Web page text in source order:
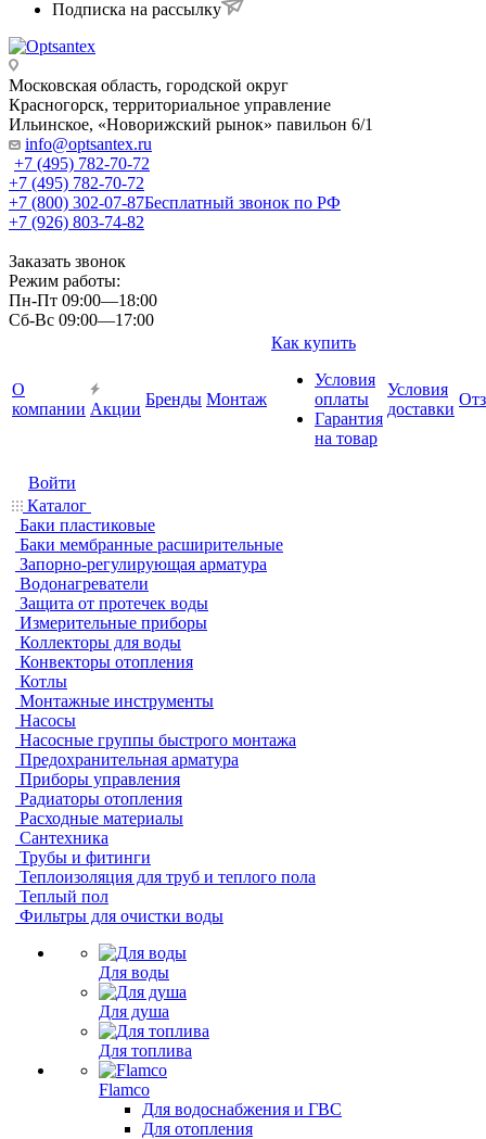
Подписка на рассылку
Московская область, городской округ
Красногорск, территориальное управление
Ильинское, «Новорижский рынок» павильон 6/1
info@optsantex.ru
+7 (495) 782-70-72
+7 (495) 782-70-72
+7 (800) 302-07-87Бесплатный звонок по РФ
+7 (926) 803-74-82
Заказать звонок
Режим работы:
Пн-Пт 09:00—18:00
Сб-Вс 09:00—17:00
О
компании Акции
Бренды Монтаж
Как купить
Условия
оплаты
Гарантия
на товар
Условия
доставки
Войти
Каталог
Баки пластиковые
Баки мембранные расширительные
Запорно-регулирующая арматура
Водонагреватели
Защита от протечек воды
Измерительные приборы
Коллекторы для воды
Конвекторы отопления
Котлы
Монтажные инструменты
Насосы
Насосные группы быстрого монтажа
Предохранительная арматура
Приборы управления
Радиаторы отопления
Расходные материалы
Сантехника
Трубы и фитинги
Теплоизоляция для труб и теплого пола
Теплый пол
Фильтры для очистки воды
Для воды
Для душа
Для топлива
Flamco
Для водоснабжения и ГВС
Для отопления